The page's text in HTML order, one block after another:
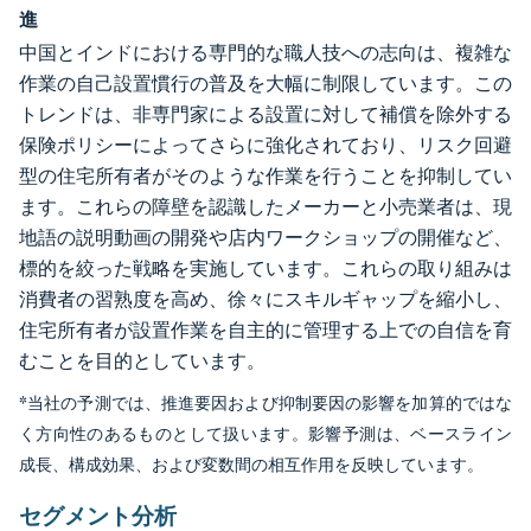
進
中国とインドにおける専門的な職人技への志向は、複雑な
作業の自己設置慣行の普及を大幅に制限しています。この
トレンドは、非専門家による設置に対して補償を除外する
保険ポリシーによってさらに強化されており、リスク回避
型の住宅所有者がそのような作業を行うことを抑制してい
ます。これらの障壁を認識したメーカーと小売業者は、現
地語の説明動画の開発や店内ワークショップの開催など、
標的を絞った戦略を実施しています。これらの取り組みは
消費者の習熟度を高め、徐々にスキルギャップを縮小し、
住宅所有者が設置作業を自主的に管理する上での自信を育
むことを目的としています。
*当社の予測では、推進要因および抑制要因の影響を加算的ではな
く方向性のあるものとして扱います。影響予測は、ベースライン
成長、構成効果、および変数間の相互作用を反映しています。
セグメント分析